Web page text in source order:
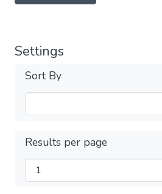
Settings
Sort By
Results per page